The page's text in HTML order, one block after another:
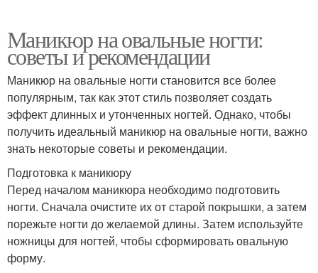
Маникюр на овальные ногти:
советы и рекомендации
Маникюр на овальные ногти становится все более
популярным, так как этот стиль позволяет создать
эффект длинных и утонченных ногтей. Однако, чтобы
получить идеальный маникюр на овальные ногти, важно
знать некоторые советы и рекомендации.
Подготовка к маникюру
Перед началом маникюра необходимо подготовить
ногти. Сначала очистите их от старой покрышки, а затем
порежьте ногти до желаемой длины. Затем используйте
ножницы для ногтей, чтобы сформировать овальную
форму.